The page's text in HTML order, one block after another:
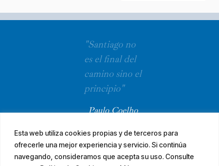
Esta web utiliza cookies propias y de terceros para
ofrecerle una mejor experiencia y servicio. Si continúa
navegando, consideramos que acepta su uso. Consulte
"Santiago no
es el final del
camino sino el
principio"
Paulo Coelho